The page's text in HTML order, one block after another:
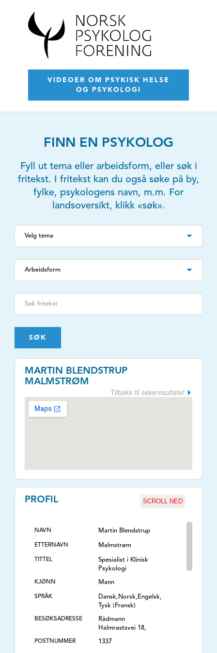
VIDEOER OM PSYKISK HELSE
OG PSYKOLOGI
FINN EN PSYKOLOG
Fyll ut tema eller arbeidsform, eller søk i
fritekst. I fritekst kan du også søke på by,
fylke, psykologens navn, m.m. For
landsoversikt, klikk «søk».
SØK
MARTIN BLENDSTRUP
MALMSTRØM
Tilbake til søkeresultatet
PROFIL SCROLL NED
NAVN Martin Blendstrup
ETTERNAVN Malmstrøm
TITTEL
Spesialist i Klinisk
Psykologi
KJØNN Mann
SPRÅK
Dansk,Norsk,Engelsk,
Tysk (Fransk)
BESØKSADRESSE
Rådmann
Halmrastsvei 18,
POSTNUMMER 1337